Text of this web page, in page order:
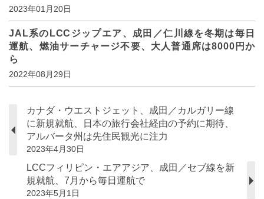
2023年01月20日
JAL系のLCCジップエア、成田／仁川線を冬期は毎日
運航、燃油サーチャージ不要、大人普通席は8000円か
ら
2022年08月29日
カナダ・ウエストジェット、成田／カルガリー線
に新規就航、日本の旅行会社経由の予約に期待、
アルバータ州は先住民観光に注力
2023年4月30日
LCCフィリピン・エアアジア、成田／セブ線を新
規就航、7月から毎日運航で
2023年5月1日